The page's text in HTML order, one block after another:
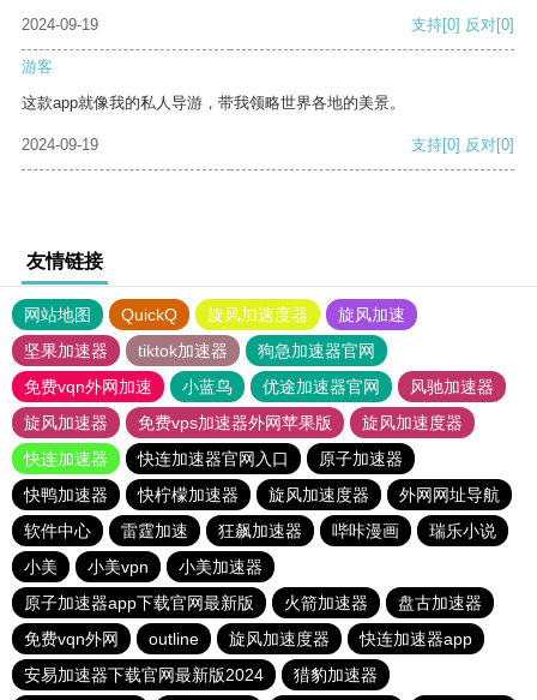
2024-09-19
支持[0] 反对[0]
游客
这款app就像我的私人导游，带我领略世界各地的美景。
2024-09-19 支持[0] 反对[0]
友情链接
网站地图 QuickQ 旋风加速度器
旋风加速
坚果加速器
tiktok加速器
狗急加速器官网
免费vqn外网加速
小蓝鸟 优途加速器官网
风驰加速器
旋风加速器
免费vps加速器外网苹果版
旋风加速度器
快连加速器
快连加速器官网入口
原子加速器
快鸭加速器
快柠檬加速器 旋风加速度器
外网网址导航
软件中心
雷霆加速 狂飙加速器 哔咔漫画
瑞乐小说
小美
小美vpn
小美加速器
原子加速器app下载官网最新版
火箭加速器
盘古加速器
免费vqn外网
outline 旋风加速度器
快连加速器app
安易加速器下载官网最新版2024
猎豹加速器